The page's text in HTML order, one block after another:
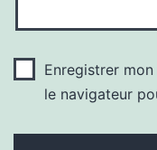
Enregistrer
le navigateur